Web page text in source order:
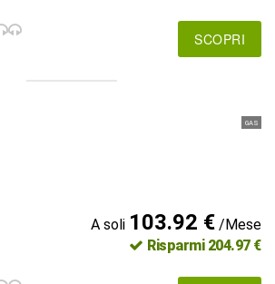
SCOPRI
GAS
A soli 103.92 €/Mese
Risparmi 204.97 €